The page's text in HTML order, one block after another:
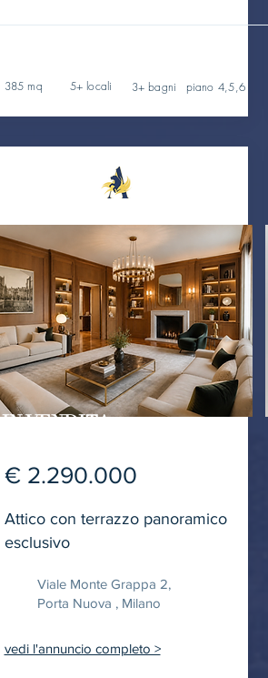
385 mq 5+ locali 3+ bagni piano 4,5,6
IN VENDITA
€ 2.290.000
Attico con terrazzo panoramico
esclusivo
Viale Monte Grappa 2,
Porta Nuova , Milano
vedi l'annuncio completo >